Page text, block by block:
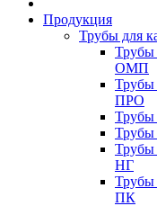
Продукция
Трубы для
ОМП
ПРО
НГ
ПК